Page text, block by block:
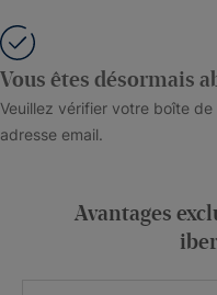
Vous êtes désormais
Veuillez vérifier votre boîte
adresse email.
Avantages